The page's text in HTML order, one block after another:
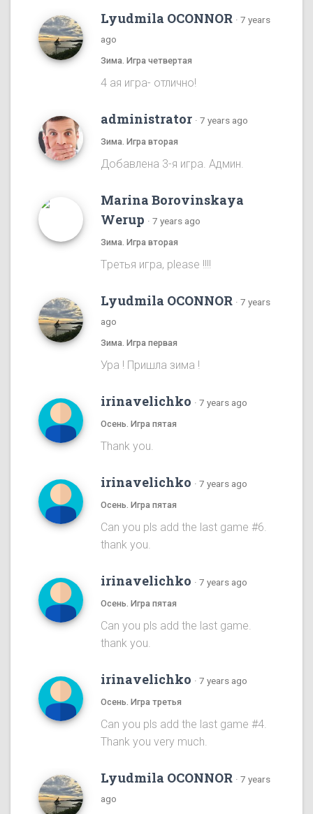
Lyudmila OCONNOR · 7 years
ago
Зима. Игра четвертая
4 ая игра- отлично!
administrator · 7 years ago
Зима. Игра вторая
Добавлена 3-я игра. Админ.
Marina Borovinskaya
Werup · 7 years ago
Зима. Игра вторая
Tретья игра, please !!!!
Lyudmila OCONNOR · 7 years
ago
Зима. Игра первая
Ура ! Пришла зима !
irinavelichko · 7 years ago
Осень. Игра пятая
Thank you.
irinavelichko · 7 years ago
Осень. Игра пятая
Can you pls add the last game #6.
thank you.
irinavelichko · 7 years ago
Осень. Игра пятая
Can you pls add the last game.
thank you.
irinavelichko · 7 years ago
Осень. Игра третья
Can you pls add the last game #4.
Thank you very much.
Lyudmila OCONNOR · 7 years
ago